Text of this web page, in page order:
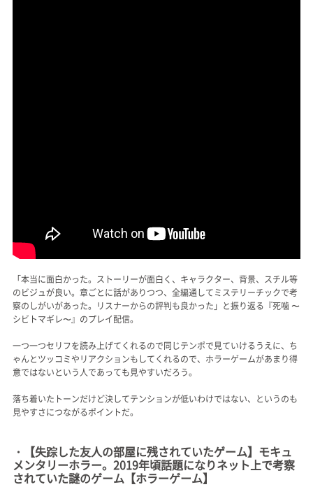
「本当に面白かった。ストーリーが面白く、キャラクター、背景、スチル等
のビジュが良い。章ごとに話がありつつ、全編通してミステリーチックで考
察のしがいがあった。リスナーからの評判も良かった」と振り返る『死噛 〜
シビトマギレ〜』のプレイ配信。
一つ一つセリフを読み上げてくれるので同じテンポで見ていけるうえに、ち
ゃんとツッコミやリアクションもしてくれるので、ホラーゲームがあまり得
意ではないという人であっても見やすいだろう。
落ち着いたトーンだけど決してテンションが低いわけではない、というのも
見やすさにつながるポイントだ。
・【失踪した友人の部屋に残されていたゲーム】モキュ
メンタリーホラー。2019年頃話題になりネット上で考察
されていた謎のゲーム【ホラーゲーム】